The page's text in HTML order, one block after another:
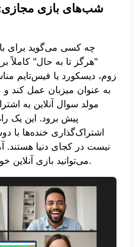
شب‌های بازی مجازی:
چه کسی می‌گوید برای
"هرگز تا به حال" کاملاً
زوم، دیسکورد یا فیس‌تایم
به عنوان میزبان عمل کند
مولد سوال آنلاین به
پیش برود. این یک
اشتراک‌گذاری خنده‌ها با
نیست در کجای دنیا هستند.
می‌توانید بازی آنلاین همین الان شروع کنید.